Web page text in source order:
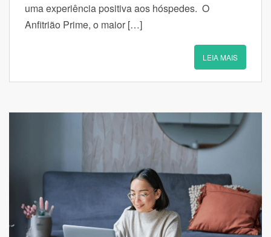
uma experiência positiva aos hóspedes. O
Anfitrião Prime, o maior […]
LEIA MAIS